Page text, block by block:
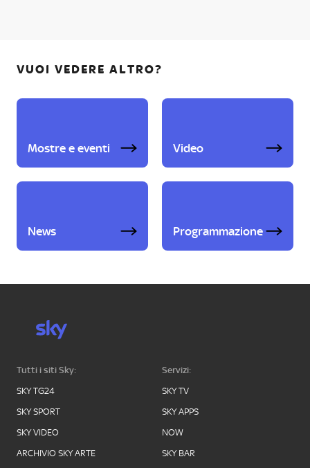
VUOI VEDERE ALTRO?
Mostre e eventi Video
News Programmazione
Tutti i siti Sky:
SKY TG24
SKY SPORT
SKY VIDEO
ARCHIVIO SKY ARTE
Servizi:
SKY TV
SKY APPS
NOW
SKY BAR